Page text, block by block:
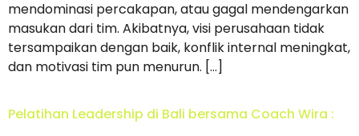
mendominasi percakapan, atau gagal mendengarkan
masukan dari tim. Akibatnya, visi perusahaan tidak
tersampaikan dengan baik, konflik internal meningkat,
dan motivasi tim pun menurun. […]
Pelatihan Leadership di Bali bersama Coach Wira :